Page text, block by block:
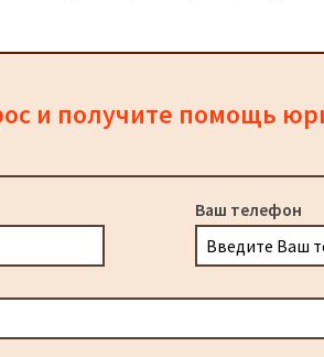
и получите помощь
Ваш телефон